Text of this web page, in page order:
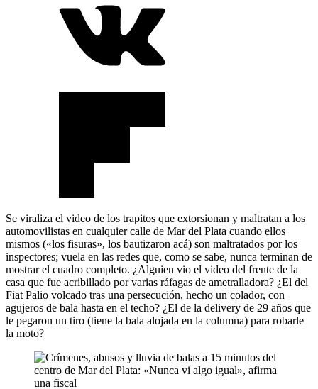
Se viraliza el video de los trapitos que extorsionan y maltratan a los
automovilistas en cualquier calle de Mar del Plata cuando ellos
mismos («los fisuras», los bautizaron acá) son maltratados por los
inspectores; vuela en las redes que, como se sabe, nunca terminan de
mostrar el cuadro completo. ¿Alguien vio el video del frente de la
casa que fue acribillado por varias ráfagas de ametralladora? ¿El del
Fiat Palio volcado tras una persecución, hecho un colador, con
agujeros de bala hasta en el techo? ¿El de la delivery de 29 años que
le pegaron un tiro (tiene la bala alojada en la columna) para robarle
la moto?